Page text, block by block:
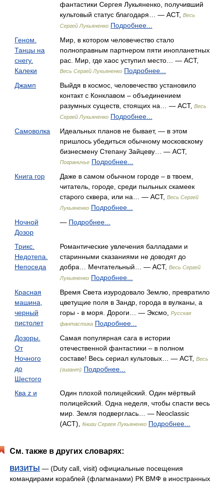
фантастики Сергея Лукьяненко, получивший
культовый статус благодаря… — АСТ, Весь
Сергей Лукьяненко Подробнее...
Геном.
Танцы на
снегу.
Калеки
Мир, в котором человечество стало
полноправным партнером пяти инопланетных
рас. Мир, где хаос уступил место… — АСТ,
Весь Сергей Лукьяненко Подробнее...
Джамп
Выйдя в космос, человечество установило
контакт с Конклавом – объединением
разумных существ, стоящих на… — АСТ, Весь
Сергей Лукьяненко Подробнее...
Самоволка
Идеальных планов не бывает, — в этом
пришлось убедиться обычному московскому
бизнесмену Степану Зайцеву… — АСТ,
Пограничье Подробнее...
Книга гор
Даже в самом обычном городе – в твоем,
читатель, городе, среди пыльных скамеек
старого сквера, или на… — АСТ, Весь Сергей
Лукьяненко Подробнее...
Ночной
Дозор
— Подробнее...
Трикс.
Недотепа.
Непоседа
Романтические увлечения балладами и
старинными сказаниями не доводят до
добра… Мечтательный… — АСТ, Весь Сергей
Лукьяненко Подробнее...
Красная
машина,
черный
пистолет
Время Света изуродовало Землю, превратило
цветущие поля в Зандр, города в вулканы, а
горы - в моря. Дороги… — Эксмо,
Русская
фантастика Подробнее...
Дозоры.
От
Ночного
до
Шестого
Самая популярная сага в истории
отечественной фантастики – в полном
составе! Весь сериал культовых… — АСТ, Весь
(гигант) Подробнее...
Ква z и
Один плохой полицейский. Один мёртвый
полицейский. Одна неделя, чтобы спасти весь
мир. Земля подверглась… — Neoclassic
(АСТ),
Книги Сергея Лукьяненко Подробнее...
См. также в других словарях:
ВИЗИТЫ — (Duty call, visit) официальные посещения
командирами кораблей (флагманами) РК ВМФ в иностранных